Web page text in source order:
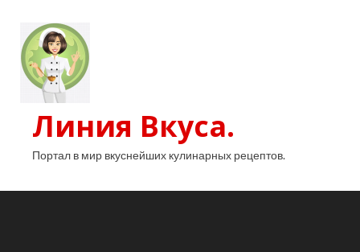
Линия Вкуса.
Портал в мир вкуснейших кулинарных рецептов.